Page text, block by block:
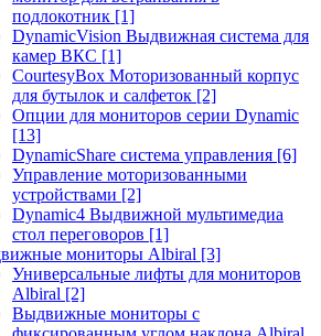
подлокотник [1]
DynamicVision Выдвижная система для
камер ВКС [1]
CourtesyBox Моторизованный корпус
для бутылок и салфеток [2]
Опции для мониторов серии Dynamic
[13]
DynamicShare система управления [6]
Управление моторизованными
устройствами [2]
Dynamic4 Выдвижной мультимедиа
стол переговоров [1]
мониторы Albiral [3]
Универсальные лифты для мониторов
Albiral [2]
Выдвижные мониторы с